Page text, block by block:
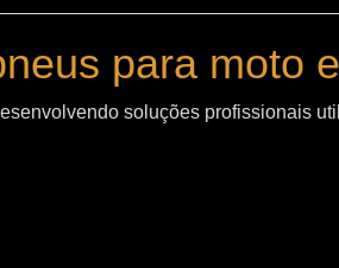
para moto
soluções profissionais